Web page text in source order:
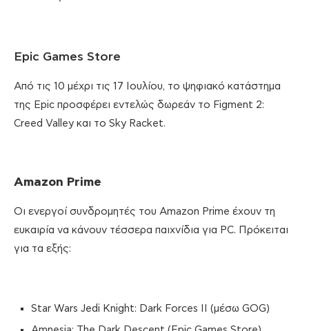
Epic Games Store
Από τις 10 μέχρι τις 17 Ιουλίου, το ψηφιακό κατάστημα
της Epic προσφέρει εντελώς δωρεάν τo Figment 2:
Creed Valley και το Sky Racket.
Amazon Prime
Οι ενεργοί συνδρομητές του Amazon Prime έχουν τη
ευκαιρία να κάνουν τέσσερα παιχνίδια για PC. Πρόκειται
για τα εξής:
Star Wars Jedi Knight: Dark Forces II (μέσω GOG)